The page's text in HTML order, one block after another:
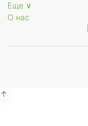
Еще ∨
О нас
↑